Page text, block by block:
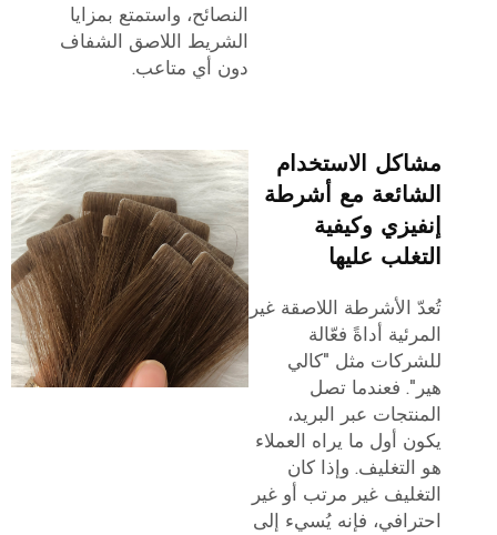
النصائح، واستمتع بمزايا
الشريط اللاصق الشفاف
دون أي متاعب.
مشاكل الاستخدام
الشائعة مع أشرطة
إنفيزي وكيفية
التغلب عليها
تُعدّ الأشرطة اللاصقة غير
المرئية أداةً فعّالة
للشركات مثل "كالي
هير". فعندما تصل
المنتجات عبر البريد،
يكون أول ما يراه العملاء
هو التغليف. وإذا كان
التغليف غير مرتب أو غير
احترافي، فإنه يُسيء إلى